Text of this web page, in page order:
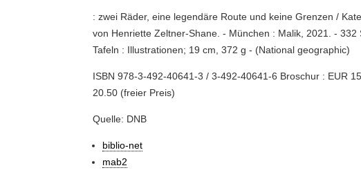
: zwei Räder, eine legendäre Route und keine Grenzen /
von Henriette Zeltner-Shane. - München : Malik, 2021. - 332
Tafeln : Illustrationen; 19 cm, 372 g - (National geographic)
ISBN 978-3-492-40641-3 / 3-492-40641-6 Broschur : EUR
20.50 (freier Preis)
Quelle: DNB
biblio-net
mab2